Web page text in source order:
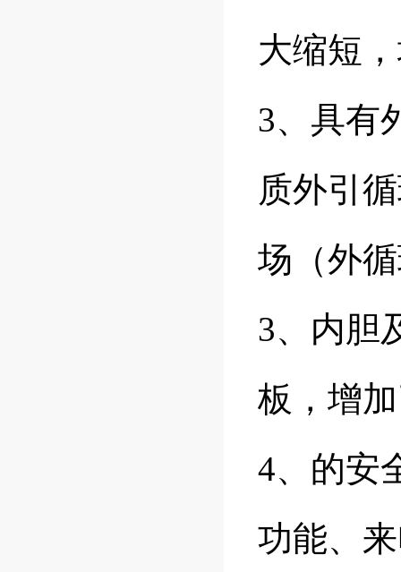
大缩短
3、具有
质外引
场（外
3、内胆
板，增
4、的安
功能、